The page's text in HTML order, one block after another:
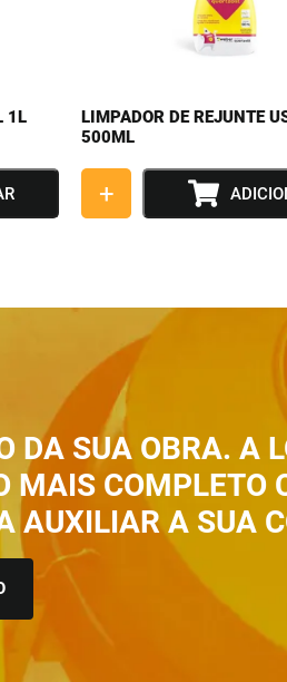
1L
LIMPADOR DE REJUNTE
500ML
+
DA SUA OBRA. A
MAIS COMPLETO
AUXILIAR A SUA